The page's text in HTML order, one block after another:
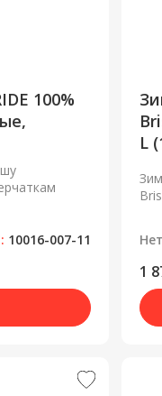
100%
10016-007-11
L
1